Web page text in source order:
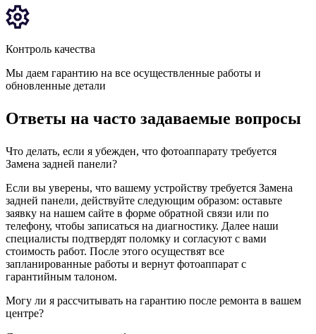
Контроль качества
Мы даем гарантию на все осуществленные работы и
обновленные детали
Ответы на часто задаваемые вопросы
Что делать, если я убежден, что фотоаппарату требуется
Замена задней панели?
Если вы уверены, что вашему устройству требуется Замена
задней панели, действуйте следующим образом: оставьте
заявку на нашем сайте в форме обратной связи или по
телефону, чтобы записаться на диагностику. Далее наши
специалисты подтвердят поломку и согласуют с вами
стоимость работ. После этого осуществят все
запланированные работы и вернут фотоаппарат с
гарантийным талоном.
Могу ли я рассчитывать на гарантию после ремонта в вашем
центре?